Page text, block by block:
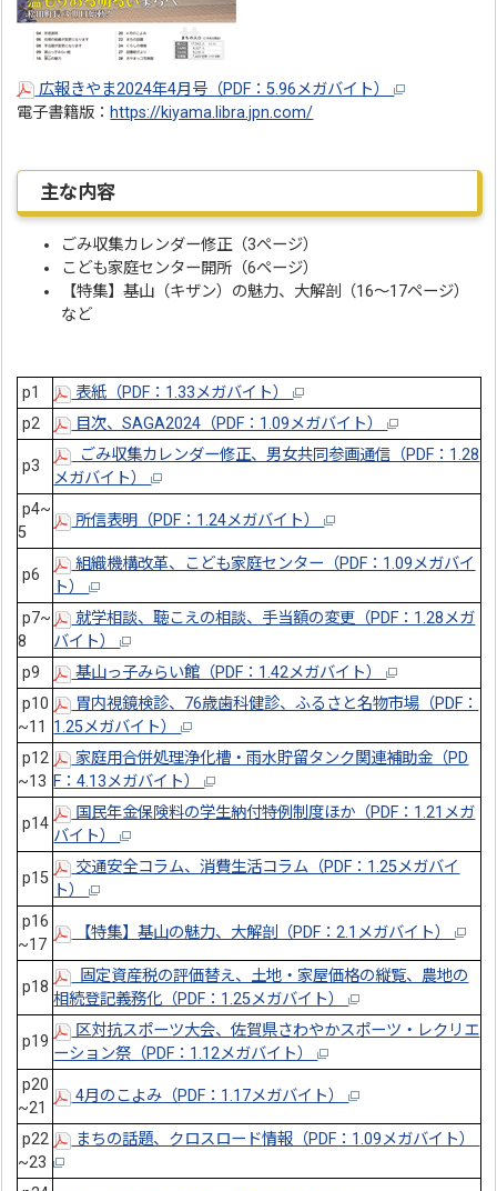
広報きやま2024年4月号（PDF：5.96メガバイト）
電子書籍版： https://kiyama.libra.jpn.com/
主な内容
ごみ収集カレンダー修正（3ページ）
こども家庭センター開所（6ページ）
【特集】基山（キザン）の魅力、大解剖（16～17ページ）
など
p1
表紙（PDF：1.33メガバイト）
p2
目次、SAGA2024（PDF：1.09メガバイト）
p3
ごみ収集カレンダー修正、男女共同参画通信（PDF：1.28
メガバイト）
p4~
5
所信表明（PDF：1.24メガバイト）
p6
組織機構改革、こども家庭センター（PDF：1.09メガバイ
ト）
p7~
8
就学相談、聴こえの相談、手当額の変更（PDF：1.28メガ
バイト）
p9
基山っ子みらい館（PDF：1.42メガバイト）
p10
~11
胃内視鏡検診、76歳歯科健診、ふるさと名物市場（PDF：
1.25メガバイト）
p12
~13
家庭用合併処理浄化槽・雨水貯留タンク関連補助金（PD
F：4.13メガバイト）
p14
国民年金保険料の学生納付特例制度ほか（PDF：1.21メガ
バイト）
p15
交通安全コラム、消費生活コラム（PDF：1.25メガバイ
ト）
p16
~17
【特集】基山の魅力、大解剖（PDF：2.1メガバイト）
p18
固定資産税の評価替え、土地・家屋価格の縦覧、農地の
相続登記義務化（PDF：1.25メガバイト）
p19
区対抗スポーツ大会、佐賀県さわやかスポーツ・レクリエ
ーション祭（PDF：1.12メガバイト）
p20
~21
4月のこよみ（PDF：1.17メガバイト）
p22
~23
まちの話題、クロスロード情報（PDF：1.09メガバイト）